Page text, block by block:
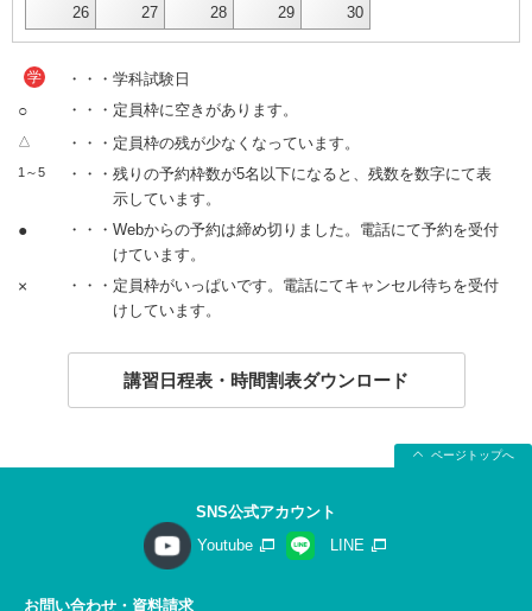
26 27 28 29 30
学 ・・・学科試験日
○ ・・・定員枠に空きがあります。
△ ・・・定員枠の残が少なくなっています。
1～5
・・・残りの予約枠数が5名以下になると、残数を数字にて表
示しています。
●
・・・Webからの予約は締め切りました。電話にて予約を受付
けています。
×
・・・定員枠がいっぱいです。電話にてキャンセル待ちを受付
けしています。
講習日程表・時間割表ダウンロード
ページトップへ
SNS公式アカウント
Youtube
LINE
お問い合わせ・資料請求